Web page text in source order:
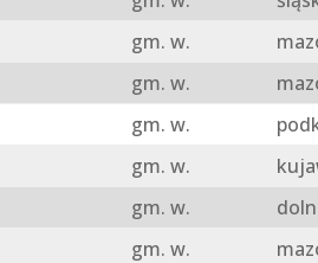
gm. w.
gm. w.
gm. w.
gm. w.
gm. w.
gm. w.